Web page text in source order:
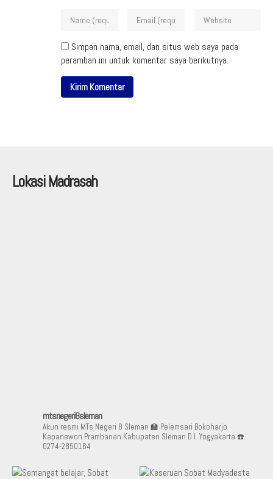
Simpan nama, email, dan situs web saya pada
peramban ini untuk komentar saya berikutnya.
Lokasi Madrasah
mtsnegeri8sleman
Akun resmi MTs Negeri 8 Sleman 🏫 Pelemsari Bokoharjo
Kapanewon Prambanan Kabupaten Sleman D.I. Yogyakarta ☎️
0274-2850164